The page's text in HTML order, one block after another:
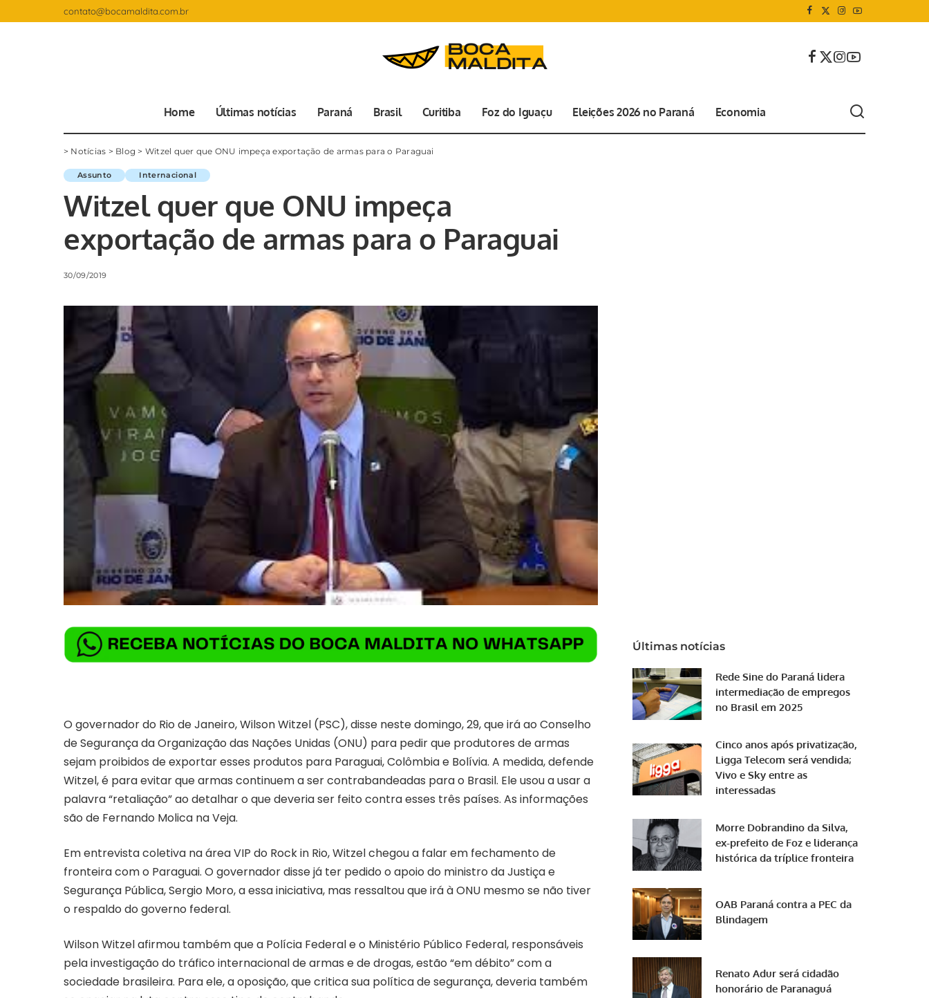
contato@bocamaldita.com.br
Home Últimas notícias Paraná Brasil Curitiba Foz do Iguaçu Eleições 2026 no Paraná Economia
> Notícias > Blog > Witzel quer que ONU impeça exportação de armas para o Paraguai
Assunto Internacional
Witzel quer que ONU impeça
exportação de armas para o Paraguai
30/09/2019
O governador do Rio de Janeiro, Wilson Witzel (PSC), disse neste domingo, 29, que irá ao Conselho
de Segurança da Organização das Nações Unidas (ONU) para pedir que produtores de armas
sejam proibidos de exportar esses produtos para Paraguai, Colômbia e Bolívia. A medida, defende
Witzel, é para evitar que armas continuem a ser contrabandeadas para o Brasil. Ele usou a usar a
palavra “retaliação” ao detalhar o que deveria ser feito contra esses três países. As informações
são de Fernando Molica na Veja.
Em entrevista coletiva na área VIP do Rock in Rio, Witzel chegou a falar em fechamento de
fronteira com o Paraguai. O governador disse já ter pedido o apoio do ministro da Justiça e
Segurança Pública, Sergio Moro, a essa iniciativa, mas ressaltou que irá à ONU mesmo se não tiver
o respaldo do governo federal.
Wilson Witzel afirmou também que a Polícia Federal e o Ministério Público Federal, responsáveis
pela investigação do tráfico internacional de armas e de drogas, estão “em débito” com a
sociedade brasileira. Para ele, a oposição, que critica sua política de segurança, deveria também
Últimas notícias
Rede Sine do Paraná lidera
intermediação de empregos
no Brasil em 2025
Cinco anos após privatização,
Ligga Telecom será vendida;
Vivo e Sky entre as
interessadas
Morre Dobrandino da Silva,
ex-prefeito de Foz e liderança
histórica da tríplice fronteira
OAB Paraná contra a PEC da
Blindagem
Renato Adur será cidadão
honorário de Paranaguá